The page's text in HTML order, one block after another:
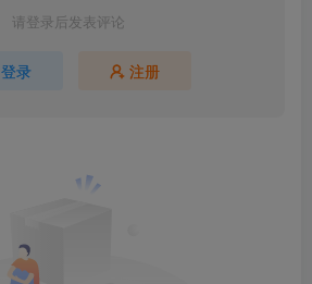
请登录后发表评论
登录 注册